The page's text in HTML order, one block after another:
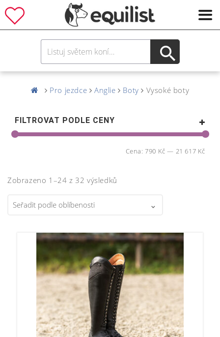
Pro jezdce Anglie Boty Vysoké boty
FILTROVAT PODLE CENY
Cena:790 Kč — 21 617 Kč
Zobrazeno 1–24 z 32 výsledků